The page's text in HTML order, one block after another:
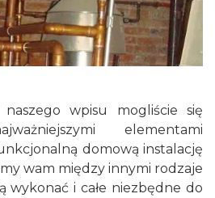
wpisu mogliście się
elementami
domową instalację
wam między innymi rodzaje
wykonać i całe niezbędne do